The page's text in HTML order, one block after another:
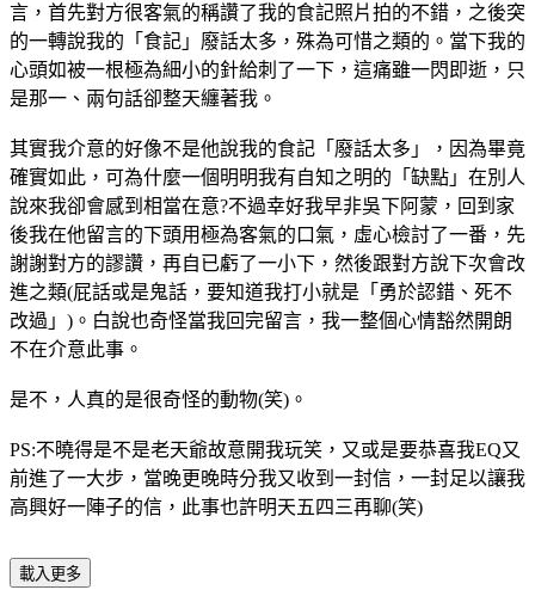
言，首先對方很客氣的稱讚了我的食記照片拍的不錯，之後突
的一轉說我的「食記」廢話太多，殊為可惜之類的。當下我的
心頭如被一根極為細小的針給刺了一下，這痛雖一閃即逝，只
是那一、兩句話卻整天纏著我。
其實我介意的好像不是他說我的食記「廢話太多」，因為畢竟
確實如此，可為什麼一個明明我有自知之明的「缺點」在別人
說來我卻會感到相當在意?不過幸好我早非吳下阿蒙，回到家
後我在他留言的下頭用極為客氣的口氣，虛心檢討了一番，先
謝謝對方的謬讚，再自已虧了一小下，然後跟對方說下次會改
進之類(屁話或是鬼話，要知道我打小就是「勇於認錯、死不
改過」)。白說也奇怪當我回完留言，我一整個心情豁然開朗
不在介意此事。
是不，人真的是很奇怪的動物(笑)。
PS:不曉得是不是老天爺故意開我玩笑，又或是要恭喜我EQ又
前進了一大步，當晚更晚時分我又收到一封信，一封足以讓我
高興好一陣子的信，此事也許明天五四三再聊(笑)
載入更多